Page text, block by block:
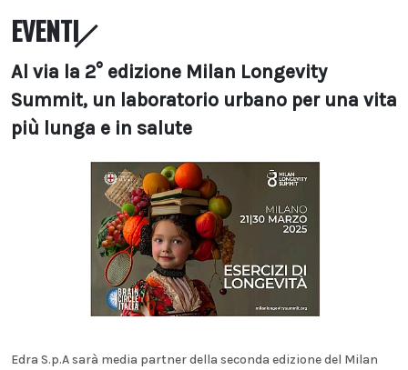
EVENTI
Al via la 2° edizione Milan Longevity
Summit, un laboratorio urbano per una vita
più lunga e in salute
Edra S.p.A sarà media partner della seconda edizione del Milan